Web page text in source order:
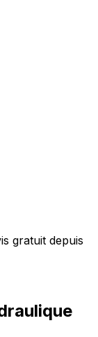
gratuit depuis